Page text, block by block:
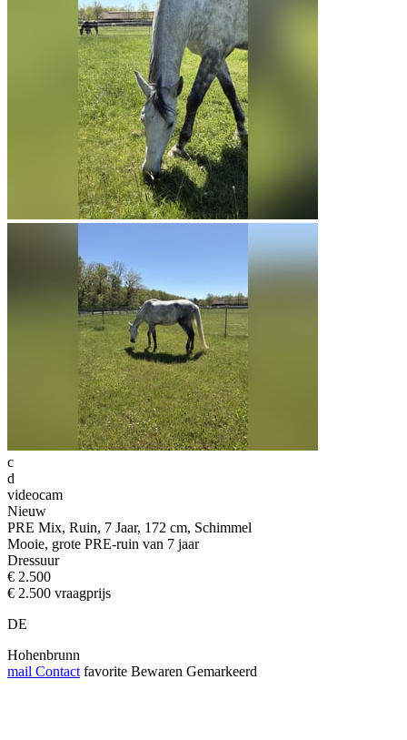
c
d
videocam
Nieuw
PRE Mix, Ruin, 7 Jaar, 172 cm, Schimmel
Mooie, grote PRE-ruin van 7 jaar
Dressuur
€ 2.500
€ 2.500 vraagprijs
DE
Hohenbrunn
mail Contact favorite Bewaren Gemarkeerd